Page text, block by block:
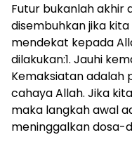
Futur bukanlah akhir
disembuhkan jika
mendekat kepada
dilakukan:1. Jauhi
Kemaksiatan adalah
cahaya Allah. Jika
maka langkah awal
meninggalkan dosa-